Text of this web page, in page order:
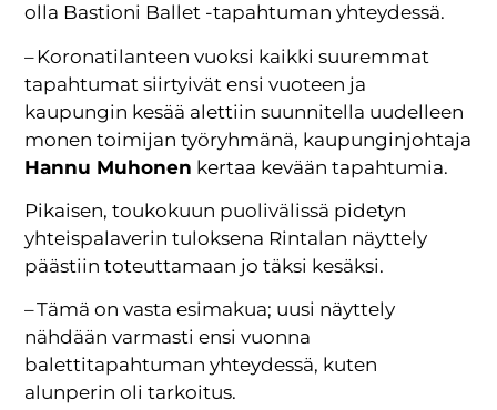
olla Bastioni Ballet -tapahtuman yhteydessä.
– Koronatilanteen vuoksi kaikki suuremmat
tapahtumat siirtyivät ensi vuoteen ja
kaupungin kesää alettiin suunnitella uudelleen
monen toimijan työryhmänä, kaupunginjohtaja
Hannu Muhonen kertaa kevään tapahtumia.
Pikaisen, toukokuun puolivälissä pidetyn
yhteispalaverin tuloksena Rintalan näyttely
päästiin toteuttamaan jo täksi kesäksi.
– Tämä on vasta esimakua; uusi näyttely
nähdään varmasti ensi vuonna
balettitapahtuman yhteydessä, kuten
alunperin oli tarkoitus.